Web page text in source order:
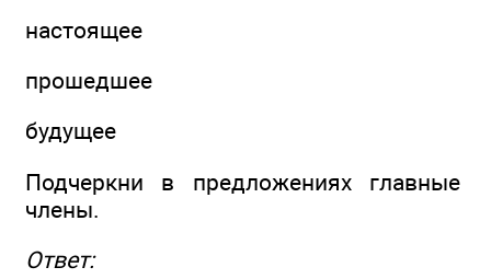
настоящее
прошедшее
будущее
Подчеркни в предложениях главные
члены.
Ответ: